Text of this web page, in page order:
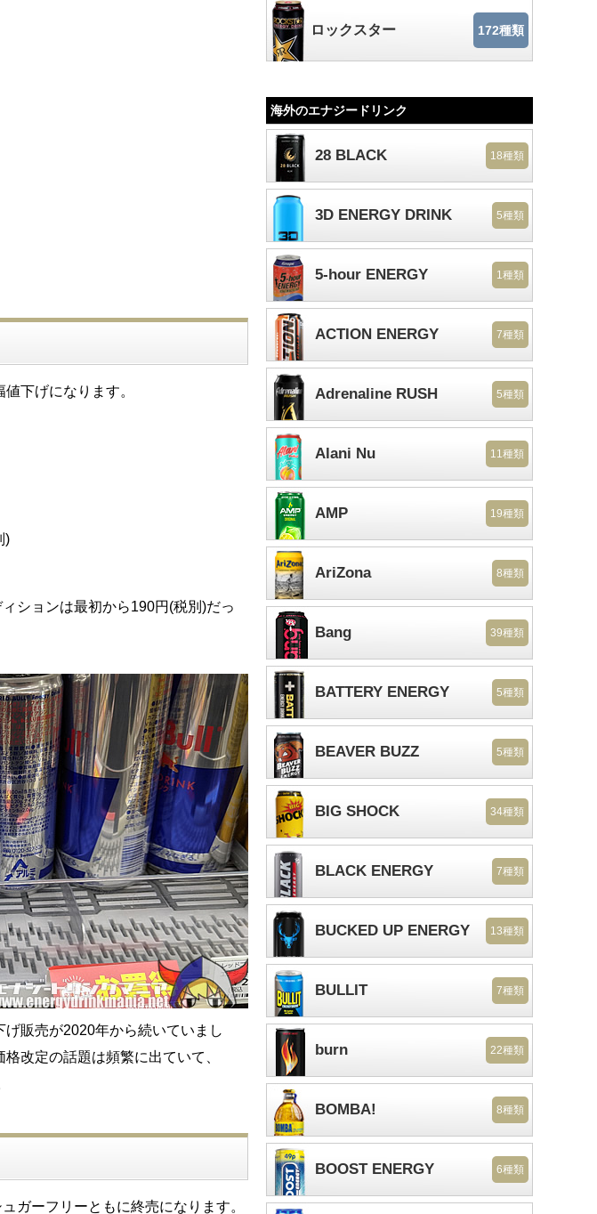
下げになります。
)
ションは最初から190円(税別)だっ
販売が2020年から続いていまし
改定の話題は頻繁に出ていて、
ガーフリーともに終売になります。
ロックスター 172種類
海外のエナジードリンク
28 BLACK 18種類
3D ENERGY DRINK 5種類
5-hour ENERGY 1種類
ACTION ENERGY 7種類
Adrenaline RUSH 5種類
Alani Nu 11種類
AMP 19種類
AriZona 8種類
Bang 39種類
BATTERY ENERGY 5種類
BEAVER BUZZ 5種類
BIG SHOCK 34種類
BLACK ENERGY 7種類
BUCKED UP ENERGY 13種類
BULLIT 7種類
burn 22種類
BOMBA! 8種類
BOOST ENERGY 6種類